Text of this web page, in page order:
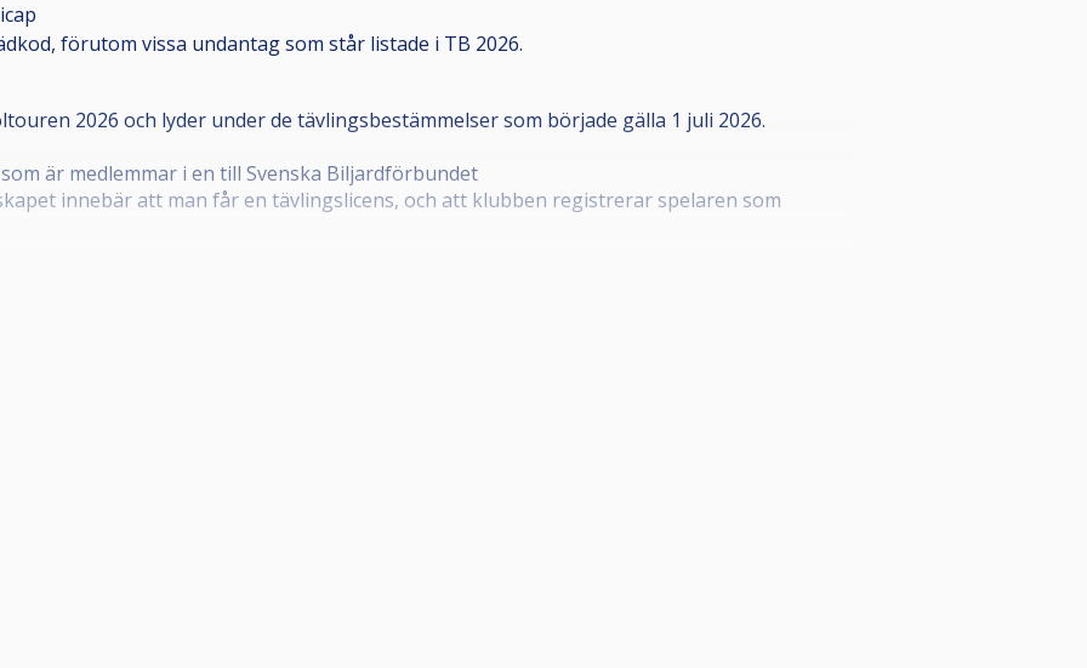
förutom vissa undantag som står listade i TB 2026.
2026 och lyder under de tävlingsbestämmelser som började gälla 1 juli 2026.
är medlemmar i en till Svenska Biljardförbundet
innebär att man får en tävlingslicens, och att klubben registrerar spelaren som